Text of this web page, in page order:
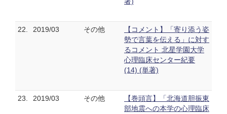
22. 2019/03 その他
【コメント】「寄り添う姿
勢で言葉を伝える」に対す
るコメント 北星学園大学
心理臨床センター紀要
(14) (単著)
23. 2019/03 その他
【巻頭言】「北海道胆振東
部地震への本学の心理臨床